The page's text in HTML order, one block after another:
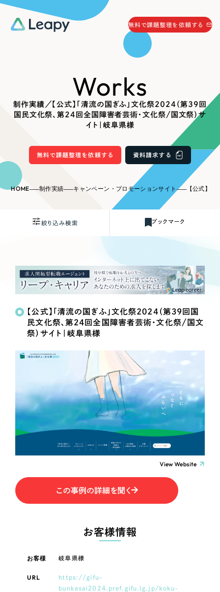
Service
サービス紹介
一過性の広告に頼らず、「仕組み」と「ノウハウ」
を残す資産型DX支援をご提供します
マーケティングDX支援
Webサイト制作
ブランドサイト制作
よくある質問
採用情報
お役立ち情報
無料で課題整理を依頼する
無料で課題整理を依頼する
058-215-0066
24時間受付
資料請求する
Web Produce
リーピーが選ばれる理由
Webサイト制作
ECサイト制作
ブランドサイト制作
ブランディング支援
制作実績
コーポレート・企業サイト （278件）
ブランドサイト・サービスサイト （85件）
求人・採用サイト （61件）
ECサイト（オンラインショップ）
ポータルサイト・メディアサイト （39件）
LP（ランディングページ） （28件）
ブランディング（ロゴ・印刷物） （90件）
その他 （1件）
お客様インタビュー
Outsourcing
アウトソーシング（代行支援）
Company
制作実績／【公式】「清流の国ぎふ」文化祭2024（第39回
国民文化祭、第24回全国障害者芸術・文化祭/国文祭）サ
イト｜岐阜県様
Works
無料で課題整理を依頼する 資料請求する
HOME 制作実績 キャンペーン・プロモーションサイト 【公式】「清流の国ぎふ」文化
絞り込み検索 ブックマーク
制作内容
コーポレート・企業サイト
ブランドサイト・サービスサイト
ECサイト（オンラインショップ）
ポータルサイト・メディアサイト
キャンペーン・プロモーション
ブランディング（ロゴ・印刷物）
その他
業種
【公式】「清流の国ぎふ」文化祭2024（第39回国
民文化祭、第24回全国障害者芸術・文化祭/国文
祭）サイト｜岐阜県様
View Website
この事例の詳細を聞く
お客様情報
お客様 岐阜県様
URL
https://gifu-
bunkasai2024.pref.gifu.lg.jp/koku-